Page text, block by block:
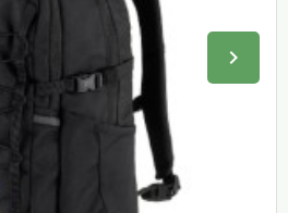
keyboard_arrow_right